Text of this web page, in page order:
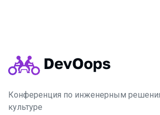
Конференция по инженерным
культуре